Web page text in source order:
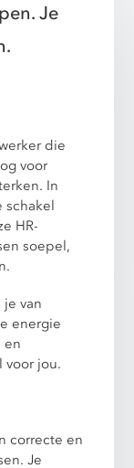
Je
die
voor
In
schakel
HR-
soepel,
van
energie
en
voor jou.
correcte en
Je